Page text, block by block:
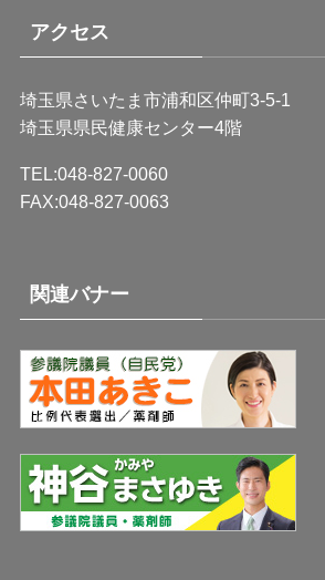
アクセス
埼玉県さいたま市浦和区仲町3-5-1
埼玉県県民健康センター4階
TEL:048-827-0060
FAX:048-827-0063
関連バナー